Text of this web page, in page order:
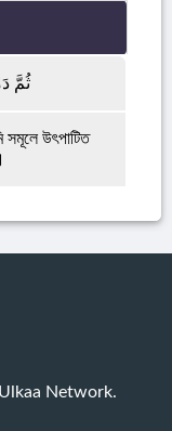
ثُمَّ
সমূলে উৎপাটিত
Network.